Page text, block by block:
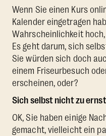
Wenn Sie einen Kurs
Kalender eingetragen
Wahrscheinlichkeit
Es geht darum, sich
Sie würden sich doch
einem Friseurbesuch
erscheinen, oder?
Sich selbst nicht zu
OK, Sie haben einige
gemacht, vielleicht ein